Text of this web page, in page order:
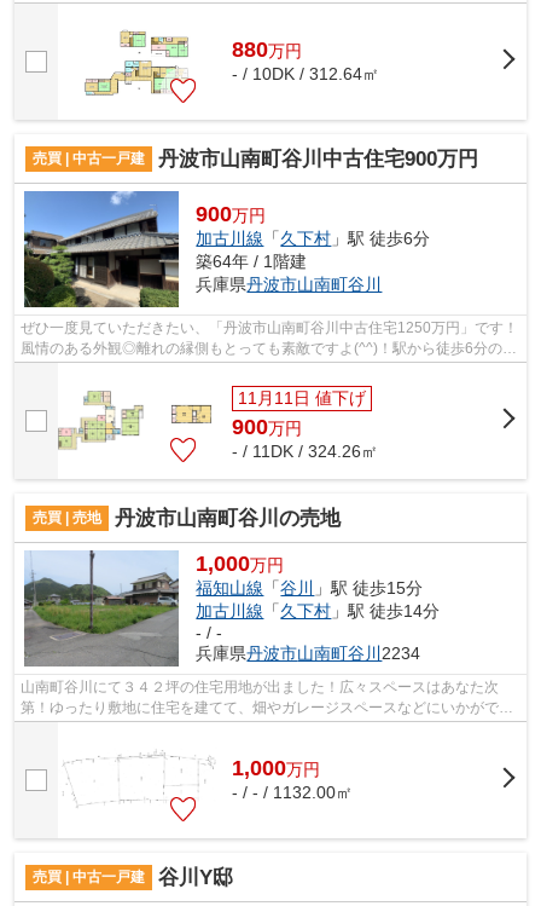
880万円
- / 10DK / 312.64㎡
売買 | 中古一戸建 丹波市山南町谷川中古住宅900万円
900万円
加古川線 「久下村 」駅 徒歩6分
築64年 / 1階建
兵庫県丹波市山南町谷川
ぜひ一度見ていただきたい、「丹波市山南町谷川中古住宅1250万円」です！
風情のある外観◎離れの縁側もとっても素敵ですよ(^^)！駅から徒歩6分の好
立地物件です！田舎暮らしの住まい探...
11月11日 値下げ
900万円
- / 11DK / 324.26㎡
売買 | 売地 丹波市山南町谷川の売地
1,000万円
福知山線 「谷川
」駅 徒歩15分
加古川線 「久下村 」駅 徒歩14分
- / -
兵庫県丹波市山南町谷川 2234
山南町谷川にて３４２坪の住宅用地が出ました！広々スペースはあなた次
第！ゆったり敷地に住宅を建てて、畑やガレージスペースなどにいかがです
か？
1,000万円
- / - / 1132.00㎡
売買 | 中古一戸建 谷川Y邸